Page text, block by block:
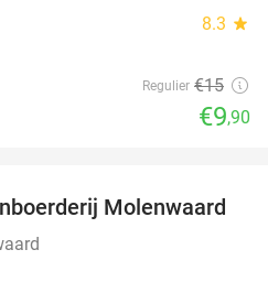
8.3 star
Regulier €15
€9,90
27%
Molenwaard